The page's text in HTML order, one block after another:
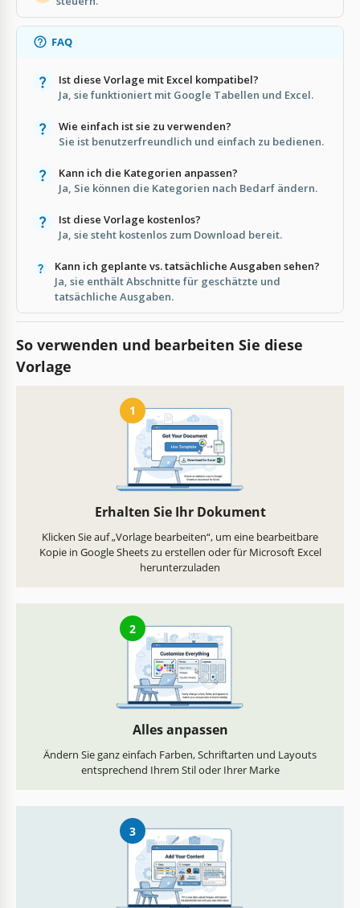
FAQ
Ist diese Vorlage mit Excel kompatibel?
Ja, sie funktioniert mit Google Tabellen und Excel.
Wie einfach ist sie zu verwenden?
Sie ist benutzerfreundlich und einfach zu bedienen.
Kann ich die Kategorien anpassen?
Ja, Sie können die Kategorien nach Bedarf ändern.
Ist diese Vorlage kostenlos?
Ja, sie steht kostenlos zum Download bereit.
Kann ich geplante vs. tatsächliche Ausgaben sehen?
Ja, sie enthält Abschnitte für geschätzte und
tatsächliche Ausgaben.
So verwenden und bearbeiten Sie diese
Vorlage
1
Erhalten Sie Ihr Dokument
Klicken Sie auf „Vorlage bearbeiten“, um eine bearbeitbare
Kopie in Google Sheets zu erstellen oder für Microsoft Excel
herunterzuladen
2
Alles anpassen
Ändern Sie ganz einfach Farben, Schriftarten und Layouts
entsprechend Ihrem Stil oder Ihrer Marke
3